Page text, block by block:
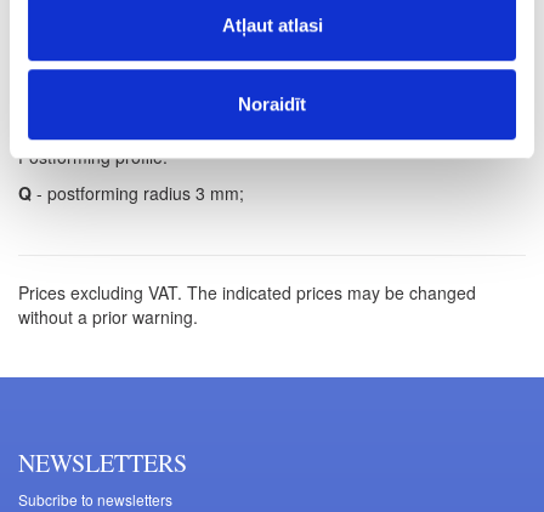
Atļaut atlasi
Noraidīt
Surface structure:
Postforming profile:
Q - postforming radius 3 mm;
Prices excluding VAT. The indicated prices may be changed
without a prior warning.
NEWSLETTERS
Subcribe to newsletters